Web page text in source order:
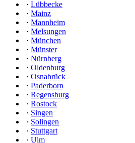
· Lübbecke
· Mainz
· Mannheim
· Melsungen
· München
· Münster
· Nürnberg
· Oldenburg
· Osnabrück
· Paderborn
· Regensburg
· Rostock
· Singen
· Solingen
· Stuttgart
· Ulm